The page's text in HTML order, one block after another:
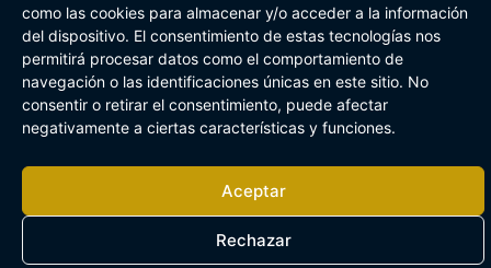
como las cookies para almacenar y/o acceder a la información
del dispositivo. El consentimiento de estas tecnologías nos
permitirá procesar datos como el comportamiento de
navegación o las identificaciones únicas en este sitio. No
consentir o retirar el consentimiento, puede afectar
negativamente a ciertas características y funciones.
Aceptar
Rechazar